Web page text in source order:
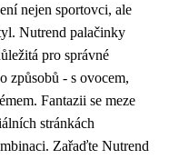
nejen sportovci, ale
Nutrend palačinky
pro správné
způsobů - s ovocem,
Fantazii se meze
stránkách
Zařaďte Nutrend